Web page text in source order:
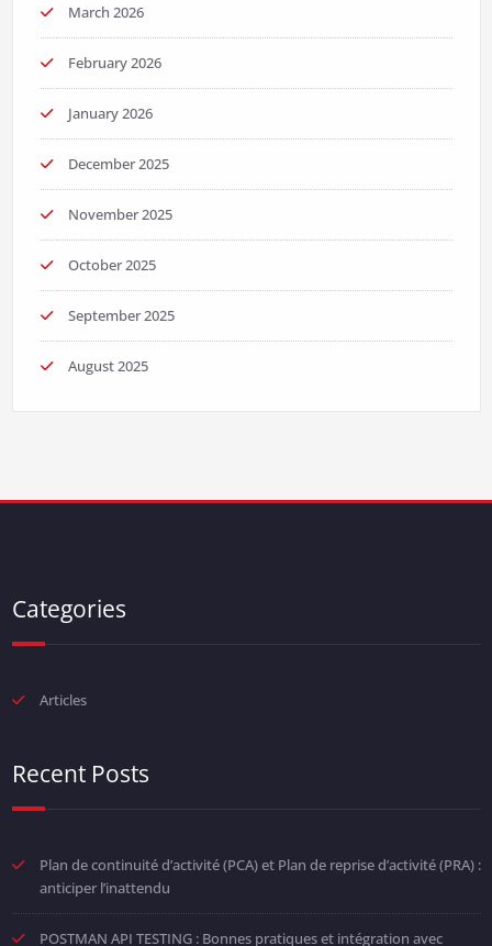
March 2026
February 2026
January 2026
December 2025
November 2025
October 2025
September 2025
August 2025
Categories
Articles
Recent Posts
Plan de continuité d’activité (PCA) et Plan de reprise d’activité (PRA) :
anticiper l’inattendu
POSTMAN API TESTING : Bonnes pratiques et intégration avec